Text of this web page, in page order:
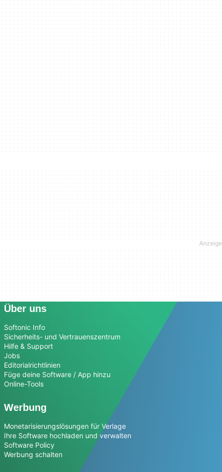
Über uns
Softonic Info
Sicherheits- und Vertrauenszentrum
Hilfe & Support
Jobs
Editorialrichtlinien
Füge deine Software / App hinzu
Online-Tools
Werbung
Monetarisierungslösungen für Verlage
Ihre Software hochladen und verwalten
Software Policy
Werbung schalten